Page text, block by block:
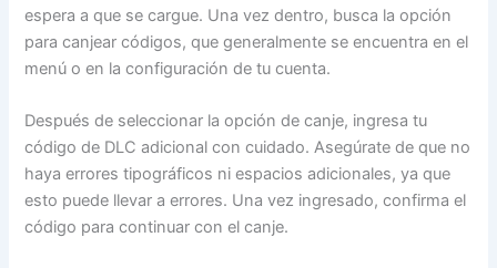
espera a que se cargue. Una vez dentro, busca la opción
para canjear códigos, que generalmente se encuentra en el
menú o en la configuración de tu cuenta.
Después de seleccionar la opción de canje, ingresa tu
código de DLC adicional con cuidado. Asegúrate de que no
haya errores tipográficos ni espacios adicionales, ya que
esto puede llevar a errores. Una vez ingresado, confirma el
código para continuar con el canje.